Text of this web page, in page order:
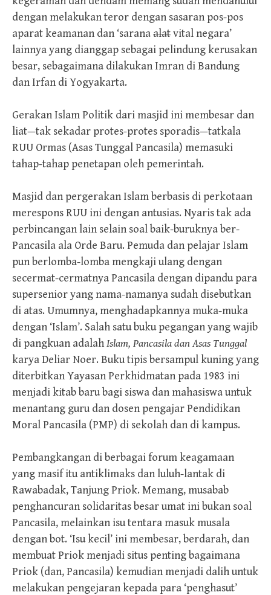
dengan melakukan teror dengan sasaran pos-pos
aparat keamanan dan ‘saranaalatvital negara’
lainnya yang dianggap sebagai pelindung kerusakan
besar, sebagaimana dilakukan Imran di Bandung
dan Irfan di Yogyakarta.
Gerakan Islam Politik dari masjid ini membesar dan
liat—tak sekadar protes-protes sporadis—tatkala
RUU Ormas (Asas Tunggal Pancasila) memasuki
tahap-tahap penetapan oleh pemerintah.
Masjid dan pergerakan Islam berbasis di perkotaan
merespons RUU ini dengan antusias. Nyaris tak ada
perbincangan lain selain soal baik-buruknya ber-
Pancasila ala Orde Baru. Pemuda dan pelajar Islam
pun berlomba-lomba mengkaji ulang dengan
secermat-cermatnya Pancasila dengan dipandu para
supersenior yang nama-namanya sudah disebutkan
di atas. Umumnya, menghadapkannya muka-muka
dengan ‘Islam’. Salah satu buku pegangan yang wajib
di pangkuan adalahIslam, Pancasila dan Asas Tunggal
karya Deliar Noer. Buku tipis bersampul kuning yang
diterbitkan Yayasan Perkhidmatan pada 1983 ini
menjadi kitab baru bagi siswa dan mahasiswa untuk
menantang guru dan dosen pengajar Pendidikan
Moral Pancasila (PMP) di sekolah dan di kampus.
Pembangkangan di berbagai forum keagamaan
yang masif itu antiklimaks dan luluh-lantak di
Rawabadak, Tanjung Priok. Memang, musabab
penghancuran solidaritas besar umat ini bukan soal
Pancasila, melainkan isu tentara masuk musala
dengan bot. ‘Isu kecil’ ini membesar, berdarah, dan
membuat Priok menjadi situs penting bagaimana
Priok (dan, Pancasila) kemudian menjadi dalih untuk
melakukan pengejaran kepada para ‘penghasut’